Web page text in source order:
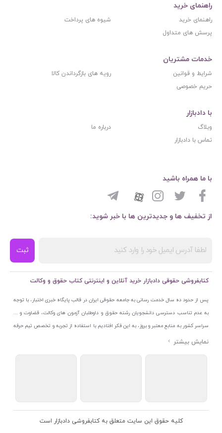
راهنمای خرید
راهنمای خرید
شیوه های پرداخت
پرسش های متداول
خدمات مشتریان
شرایط و قوانین
رویه های بازگرداندن کالا
حریم خصوصی
با دادبازار
وبلاگ
درباره ما
تماس با دادبازار
از تخفیف ها و جدیدترین ها با خبر شوید:
ثبت
با ما همراه باشید
کتابفروشی حقوقی دادبازار خرید آنلاین و اینترنتی کتاب حقوق و وکالت
پس از حدود ده سال خدمت رسانی به جامعه حقوقی ایران در قالب پایگاه خبری اختبار، با توجه
به عدم تناسب دسترسی دانشجویان رشته حقوق و داوطلبان آزمون های وکالت، قضاوت و ...
سراسر کشور به منابع معتبر و بروز، به این فکر افتادیم با استفاده از تجربه و تخصص تیم حرفه
ای اختبار خدمتی جدید به جامعه حقوقی ایران ارائه کنیم. به این منظور با راه اندازی و تجهیز
اتحادیه ناشران و کتابفروشان تهران به منظور ارائه مطمئن ترین خدمات مجموعه بسیار کامل و
کلیه حقوق این سایت متعلق به کتابفروشی دادبازار است